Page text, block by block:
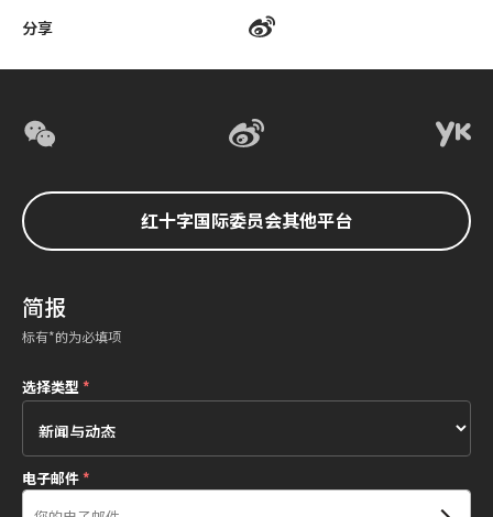
分享
红十字国际委员会其他平台
简报
标有*的为必填项
选择类型*
电子邮件*